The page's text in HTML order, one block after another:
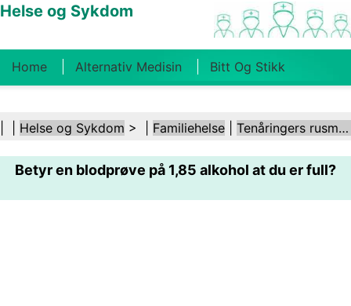
Helse og Sykdom
Home Alternativ Medisin Bitt Og Stikk
Kosthold Og Ernæring Familiehelse
Helsebransjen Psykisk Helse Folkehelse Og
Sikkerhet Kirurgi Og Prosedyrer Helse
Helse og Sykdom > | Familiehelse Tenåringers rusmisbruk
Betyr en blodprøve på 1,85 alkohol at du er full?